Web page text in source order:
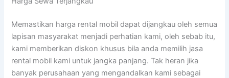
Memastikan harga rental mobil dapat dijangkau oleh semua
lapisan masyarakat menjadi perhatian kami, oleh sebab itu,
kami memberikan diskon khusus bila anda memilih jasa
rental mobil kami untuk jangka panjang. Tak heran jika
banyak perusahaan yang mengandalkan kami sebagai